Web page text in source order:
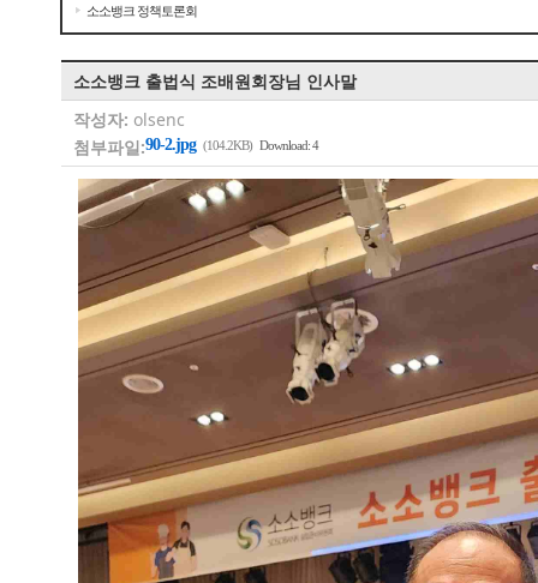
소소뱅크 정책토론회
소소뱅크 출법식 조배원회장님 인사말
작성자: olsenc
첨부파일:90-2.jpg (104.2KB) Download: 4